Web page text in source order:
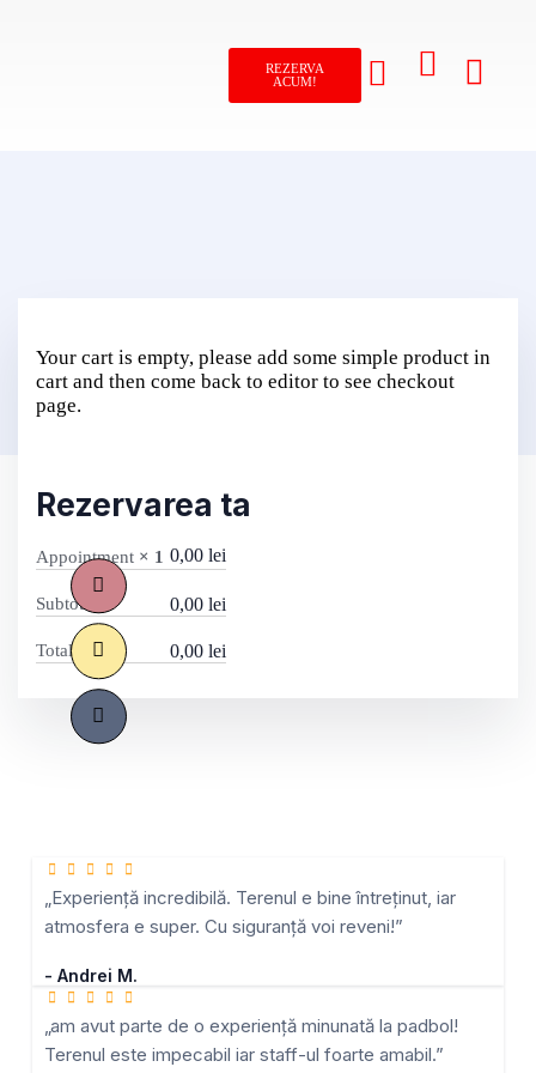
REZERVA
ACUM!
Your cart is empty, please add some simple product in
cart and then come back to editor to see checkout
page.
Rezervarea ta
Appointment × 1 0,00 lei
Subtotal 0,00 lei
Total 0,00 lei
„Experiență incredibilă. Terenul e bine întreținut, iar
atmosfera e super. Cu siguranță voi reveni!”
- Andrei M.
„am avut parte de o experiență minunată la padbol!
Terenul este impecabil iar staff-ul foarte amabil.”